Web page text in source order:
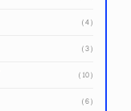
(4)
(3)
(10)
(6)